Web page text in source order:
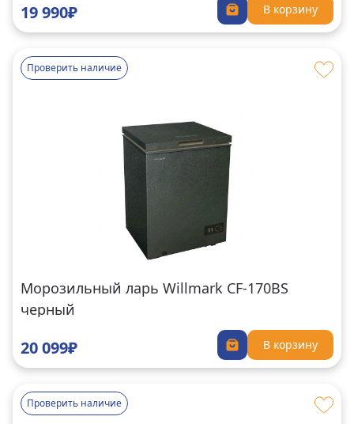
19 990₽ В корзину
Проверить наличие
Морозильный ларь Willmark CF-170BS
черный
20 099₽ В корзину
Проверить наличие